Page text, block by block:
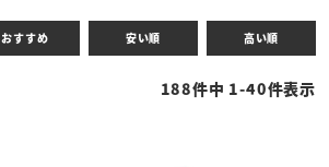
おすすめ 安い順 高い順
188件中 1-40件表示